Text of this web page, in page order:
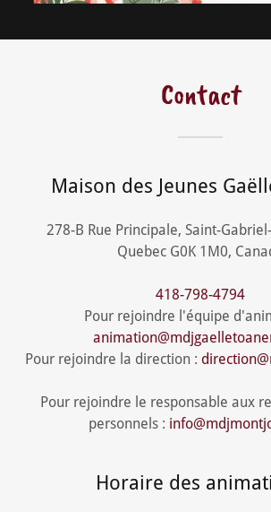
Contact
Maison des Jeunes
278-B Rue Principale, Saint-
Quebec G0K 1M0,
418-798-4794
Pour rejoindre l'équipe
Pour rejoindre la direction :
Pour rejoindre le responsable aux
personnels :
Horaire des